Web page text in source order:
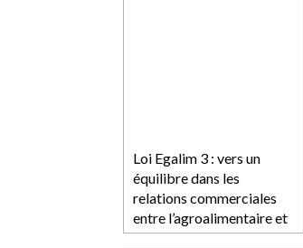
Loi Egalim 3 : vers un
équilibre dans les
relations commerciales
entre l’agroalimentaire et
la grande distribution